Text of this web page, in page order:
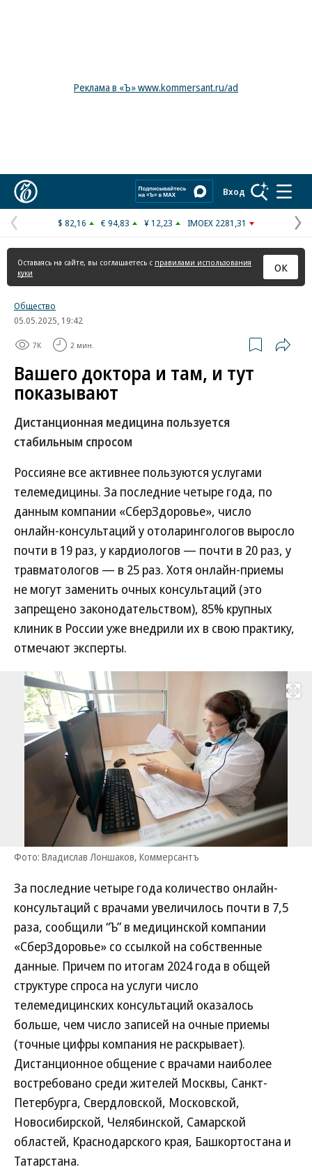
Реклама в «Ъ» www.kommersant.ru/ad
Вход
Предыдущая
страница
$ 82,16 € 94,83 ¥ 12,23 IMOEX 2281,31
Оставаясь на сайте, вы соглашаетесь с правилами использования
куки
ОК
Общество
05.05.2025, 19:42
7K 2 мин.
Вашего доктора и там, и тут
показывают
Дистанционная медицина пользуется
стабильным спросом
Россияне все активнее пользуются услугами
телемедицины. За последние четыре года, по
данным компании «СберЗдоровье», число
онлайн-консультаций у отоларингологов выросло
почти в 19 раз, у кардиологов — почти в 20 раз, у
травматологов — в 25 раз. Хотя онлайн-приемы
не могут заменить очных консультаций (это
запрещено законодательством), 85% крупных
клиник в России уже внедрили их в свою практику,
отмечают эксперты.
Развернуть
Фото: Владислав Лоншаков, Коммерсантъ
За последние четыре года количество онлайн-
консультаций с врачами увеличилось почти в 7,5
раза, сообщили “Ъ” в медицинской компании
«СберЗдоровье» со ссылкой на собственные
данные. Причем по итогам 2024 года в общей
структуре спроса на услуги число
телемедицинских консультаций оказалось
больше, чем число записей на очные приемы
(точные цифры компания не раскрывает).
Дистанционное общение с врачами наиболее
востребовано среди жителей Москвы, Санкт-
Петербурга, Свердловской, Московской,
Новосибирской, Челябинской, Самарской
областей, Краснодарского края, Башкортостана и
Татарстана.